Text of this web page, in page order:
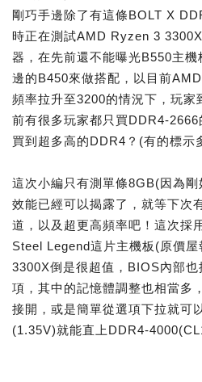
剛巧手邊除了有這條BOLT X
時正在測試AMD Ryzen 3
器，在先前還不能曝光B550主
邊的B450來做搭配，以目前
頻率拉升至3200的情況下，玩
前有很多玩家都只買DDR4-
買到超多高的DDR4？(有的標示
這次小編只有測單條8GB(因為
效能已經可以揭露了，就等下次
道，以及超更高頻率吧！這次採
Steel Legend這片主機板(原價
3300X倒是很超值，BIOS內部
項，其中的記憶體調整也相當多
接開，或是簡單從選項下拉就可
(1.35V)就能直上DDR4-